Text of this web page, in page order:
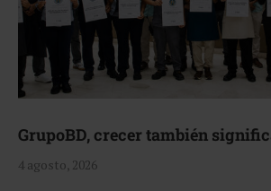
GrupoBD, crecer también
4 agosto, 2026